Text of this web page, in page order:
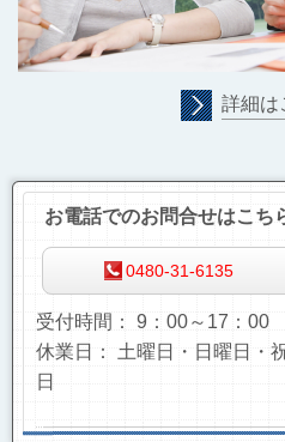
詳細は
お電話でのお問合せはこち
0480-31-6135
受付時間： 9：00～17：00
休業日： 土曜日・日曜日・
日